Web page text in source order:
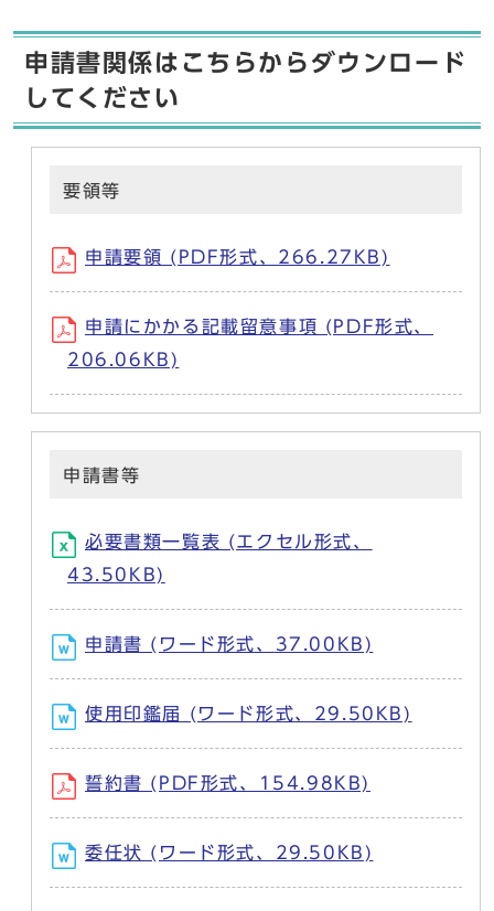
申請書関係はこちらからダウンロード
してください
要領等
申請要領 (PDF形式、266.27KB)
申請にかかる記載留意事項 (PDF形式、
206.06KB)
申請書等
必要書類一覧表 (エクセル形式、
43.50KB)
申請書 (ワード形式、37.00KB)
使用印鑑届 (ワード形式、29.50KB)
誓約書 (PDF形式、154.98KB)
委任状 (ワード形式、29.50KB)